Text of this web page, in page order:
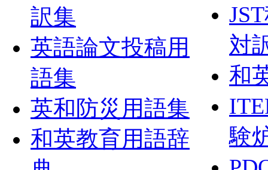
訳集
英語論文投稿用
語集
英和防災用語集
和英教育用語辞
対
和
験